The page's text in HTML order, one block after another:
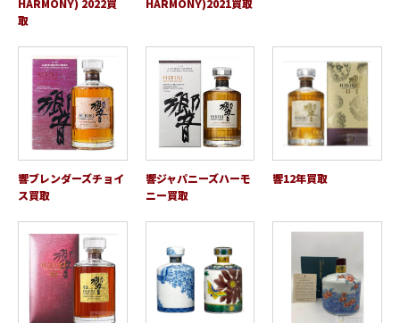
取
響ブレンダーズチョイ
ス買取
響ジャパニーズハーモ
ニー買取
響12年買取